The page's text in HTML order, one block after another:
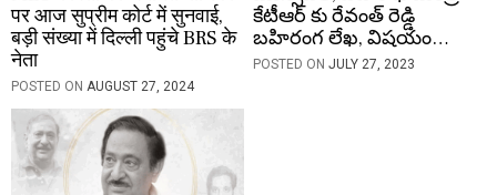
पर आज सुप्रीम कोर्ट में सुनवाई,
बड़ी संख्या में दिल्ली पहुंचे BRS के
नेता
POSTED ON AUGUST 27, 2024
కేటీఆర్ కు రేవంత్ రెడ్డి
బహిరంగ లేఖ, విషయం…
POSTED ONJULY 27, 2023